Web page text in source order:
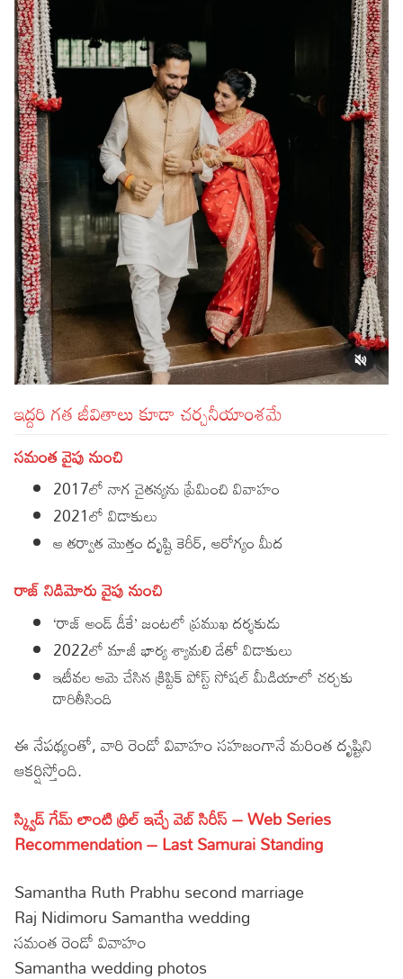
ఇద్దరి గత జీవితాలు కూడా చర్చనీయాంశమే
సమంత వైపు నుంచి
2017లో నాగ చైతన్యను ప్రేమించి వివాహం
2021లో విడాకులు
ఆ తర్వాత మొత్తం దృష్టి కెరీర్, ఆరోగ్యం మీద
రాజ్ నిడిమోరు వైపు నుంచి
‘రాజ్ అండ్ డీకే’ జంటలో ప్రముఖ దర్శకుడు
2022లో మాజీ భార్య శ్యామలి డేతో విడాకులు
ఇటీవల ఆమె చేసిన క్రిప్టిక్ పోస్ట్ సోషల్ మీడియాలో చర్చకు
దారితీసింది
ఈ నేపథ్యంతో, వారి రెండో వివాహం సహజంగానే మరింత దృష్టిని
ఆకర్షిస్తోంది.
స్క్విడ్ గేమ్ లాంటి థ్రిల్ ఇచ్చే వెబ్ సిరీస్ – Web Series
Recommendation – Last Samurai Standing
Samantha Ruth Prabhu second marriage
Raj Nidimoru Samantha wedding
సమంత రెండో వివాహం
Samantha wedding photos